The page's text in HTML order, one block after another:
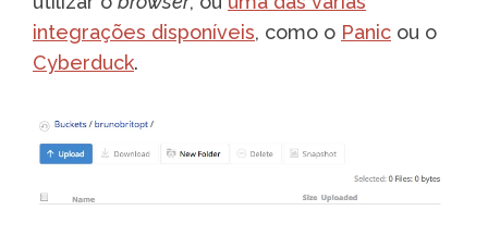
integrações disponíveis, como o Panic ou o
Cyberduck.